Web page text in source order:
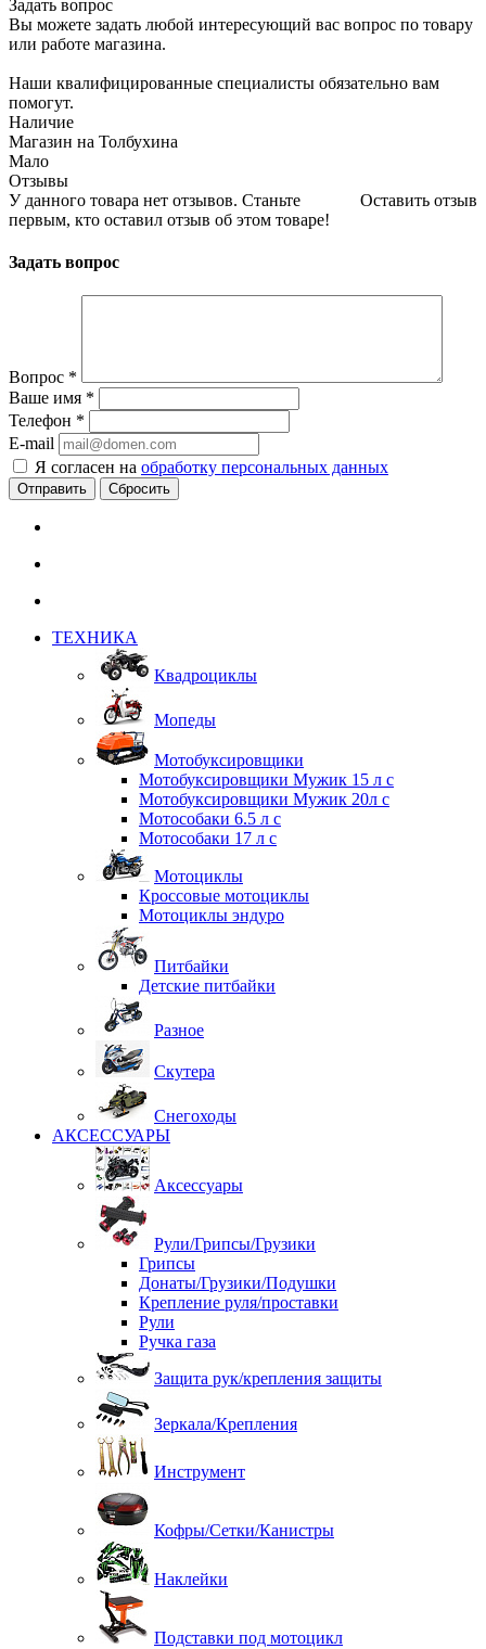
Задать вопрос
Вы можете задать любой интересующий вас вопрос по товару
или работе магазина.
Наши квалифицированные специалисты обязательно вам
помогут.
Наличие
Магазин на Толбухина
Мало
Отзывы
Оставить отзыв
У данного товара нет отзывов. Станьте
первым, кто оставил отзыв об этом товаре!
Задать вопрос
Вопрос *
Ваше имя *
Телефон *
E-mail
Я согласен на обработку персональных данных
Сбросить
ТЕХНИКА
Квадроциклы
Мопеды
Мотобуксировщики
Мотобуксировщики Мужик 15 л с
Мотобуксировщики Мужик 20л с
Мотособаки 6.5 л с
Мотособаки 17 л с
Мотоциклы
Кроссовые мотоциклы
Мотоциклы эндуро
Питбайки
Детские питбайки
Разное
Скутера
Снегоходы
АКСЕССУАРЫ
Аксессуары
Рули/Грипсы/Грузики
Грипсы
Донаты/Грузики/Подушки
Крепление руля/проставки
Рули
Ручка газа
Защита рук/крепления защиты
Зеркала/Крепления
Инструмент
Кофры/Сетки/Канистры
Наклейки
Подставки под мотоцикл